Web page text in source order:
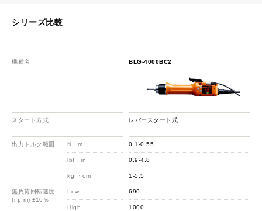
シリーズ比較
機種名
スタート方式
出力トルク範囲 N・m
lbf・in
kgf・cm
無負荷回転速度
(r.p.m) ±10％
Low
High
BLG-4000BC2
レバースタート式
0.1-0.55
0.9-4.8
1-5.5
690
1000